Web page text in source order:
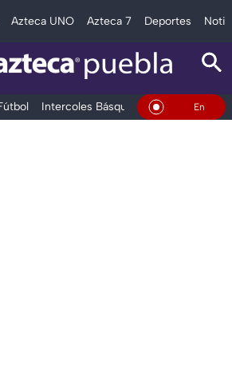
Azteca UNO Azteca 7 Deportes
Intercoles Básquetbol Deportes
En Vivo